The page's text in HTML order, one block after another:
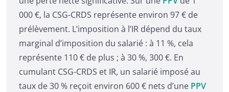
000 €, la CSG-CRDS représente environ 97 € de
prélèvement. L’imposition à l’IR dépend du taux
marginal d’imposition du salarié : à 11 %, cela
représente 110 € de plus ; à 30 %, 300 €. En
cumulant CSG-CRDS et IR, un salarié imposé au
taux de 30 % reçoit environ 600 € nets d’une PPV